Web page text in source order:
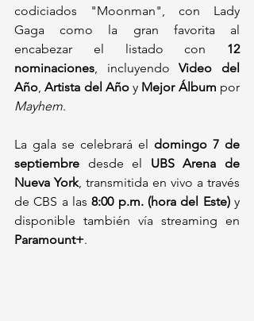
codiciados "Moonman", con Lady
Gaga como la gran favorita al
encabezar el listado con 12
nominaciones, incluyendo Video del
Año, Artista del Año y Mejor Álbum
Mayhem.
La gala se celebrará el domingo 7 de
septiembre desde el UBS Arena de
Nueva York, transmitida en vivo a través
de CBS a las 8:00 p.m. (hora del Este) y
Paramount+.